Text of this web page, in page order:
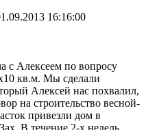
16:16:00
с Алексеем по вопросу
кв.м. Мы сделали
Алексей нас похвалил,
на строительство весной-
привезли дом в
В течение 2-х недель